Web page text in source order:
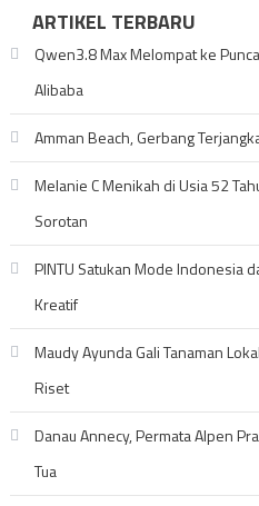
ARTIKEL TERBARU
Qwen3.8 Max Melompat ke
Alibaba
Amman Beach, Gerbang
Melanie C Menikah di Usia 52
Sorotan
PINTU Satukan Mode Indonesia
Kreatif
Maudy Ayunda Gali Tanaman
Riset
Danau Annecy, Permata Alpen
Tua